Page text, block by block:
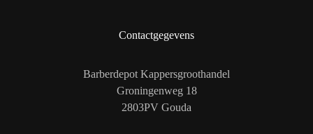
Contactgegevens
Barberdepot Kappersgroothandel
Groningenweg 18
2803PV Gouda